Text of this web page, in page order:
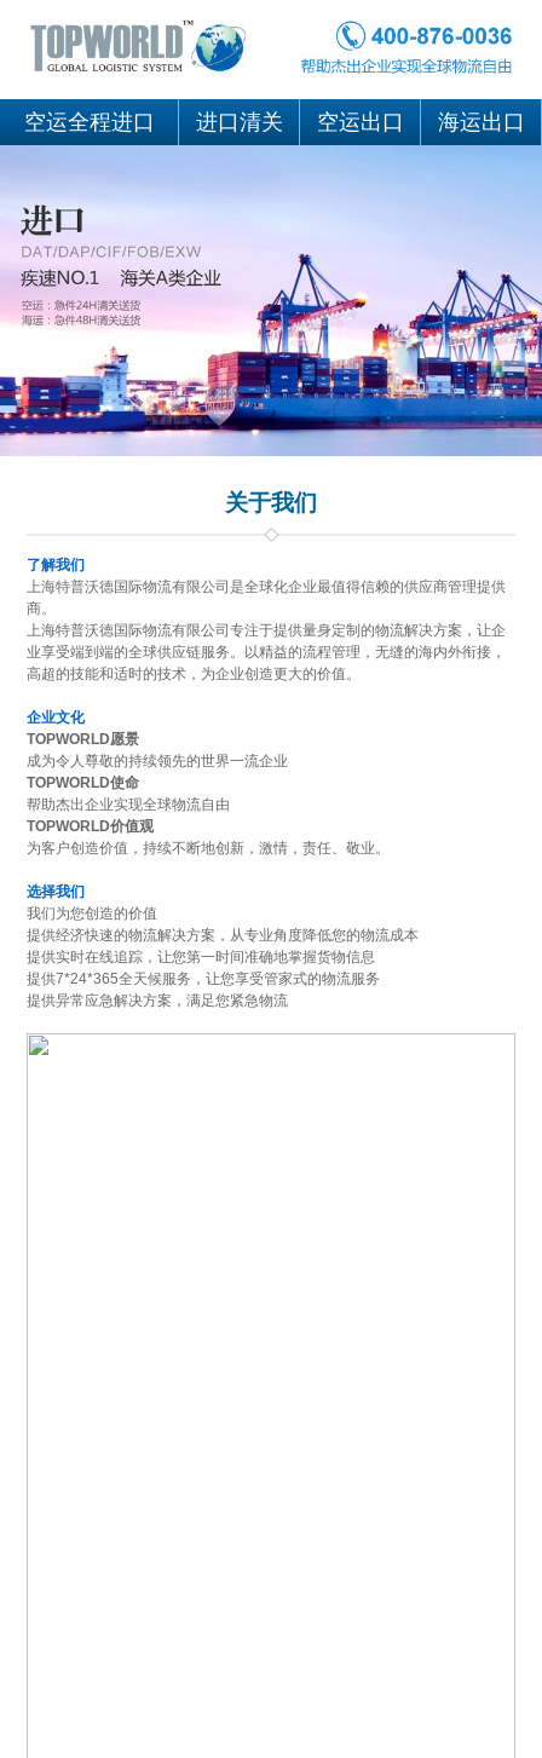
空运全程进口 进口清关 空运出口 海运出口
关于我们
了解我们
上海特普沃德国际物流有限公司是全球化企业最值得信赖的供应商管理提供
商。
上海特普沃德国际物流有限公司专注于提供量身定制的物流解决方案，让企
业享受端到端的全球供应链服务。以精益的流程管理，无缝的海内外衔接，
高超的技能和适时的技术，为企业创造更大的价值。
企业文化
TOPWORLD愿景
成为令人尊敬的持续领先的世界一流企业
TOPWORLD使命
帮助杰出企业实现全球物流自由
TOPWORLD价值观
为客户创造价值，持续不断地创新，激情，责任、敬业。
选择我们
我们为您创造的价值
提供经济快速的物流解决方案，从专业角度降低您的物流成本
提供实时在线追踪，让您第一时间准确地掌握货物信息
提供7*24*365全天候服务，让您享受管家式的物流服务
提供异常应急解决方案，满足您紧急物流